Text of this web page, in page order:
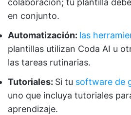
colaboración; tu plantilla
en conjunto.
Automatización: las
plantillas utilizan Coda AI u
las tareas rutinarias.
Tutoriales: Si tu software de
uno que incluya tutoriales
aprendizaje.